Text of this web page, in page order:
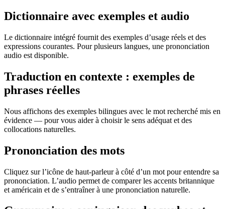
Dictionnaire avec exemples et audio
Le dictionnaire intégré fournit des exemples d’usage réels et des
expressions courantes. Pour plusieurs langues, une prononciation
audio est disponible.
Traduction en contexte : exemples de
phrases réelles
Nous affichons des exemples bilingues avec le mot recherché mis en
évidence — pour vous aider à choisir le sens adéquat et des
collocations naturelles.
Prononciation des mots
Cliquez sur l’icône de haut-parleur à côté d’un mot pour entendre sa
prononciation. L’audio permet de comparer les accents britannique
et américain et de s’entraîner à une prononciation naturelle.